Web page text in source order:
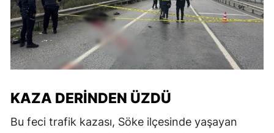
KAZA DERİNDEN ÜZDÜ
Bu feci trafik kazası, Söke ilçesinde yaşayan